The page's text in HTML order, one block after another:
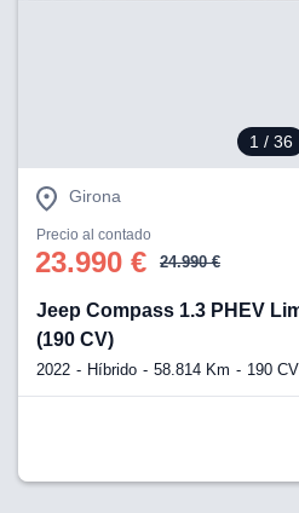
1 / 36
Girona
Precio al contado
23.990 € 24.990 €
Jeep Compass 1.3 PHEV
(190 CV)
2022 Híbrido 58.814 Km 190 CV